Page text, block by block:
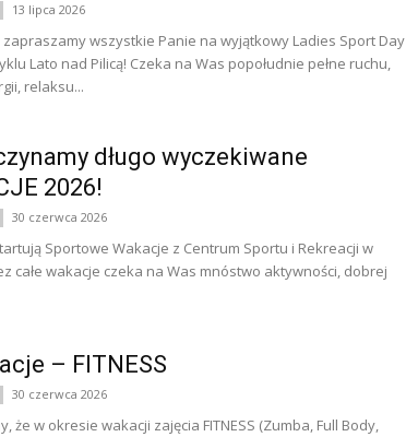
13 lipca 2026
wszystkie Panie na wyjątkowy Ladies Sport Day
Lato nad Pilicą! Czeka na Was popołudnie pełne ruchu,
relaksu...
długo wyczekiwane
2026!
30 czerwca 2026
Sportowe Wakacje z Centrum Sportu i Rekreacji w
całe wakacje czeka na Was mnóstwo aktywności, dobrej
– FITNESS
30 czerwca 2026
że w okresie wakacji zajęcia FITNESS (Zumba, Full Body,